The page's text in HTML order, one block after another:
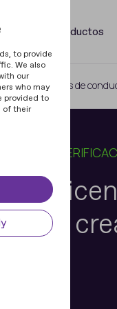
to provide
We also
our
who may
provided to
of their
core
Productos
de licencias de
LEER
de